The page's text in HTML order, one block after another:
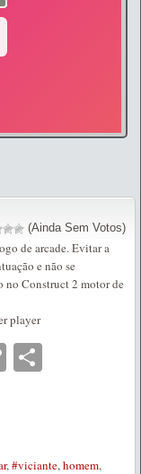
(Ainda Sem Votos)
de arcade. Evitar a
e não se
Construct 2 motor de
player
Copy
,#viciante,homem,